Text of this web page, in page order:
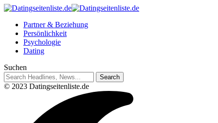
Partner & Beziehung
Persönlichkeit
Psychologie
Dating
Suchen
© 2023 Datingseitenliste.de